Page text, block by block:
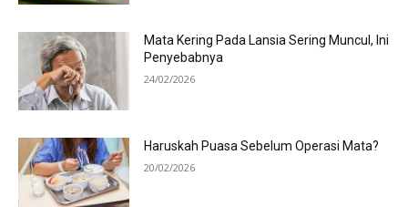
Mata Kering Pada Lansia Sering Muncul, Ini
Penyebabnya
24/02/2026
Haruskah Puasa Sebelum Operasi Mata?
20/02/2026